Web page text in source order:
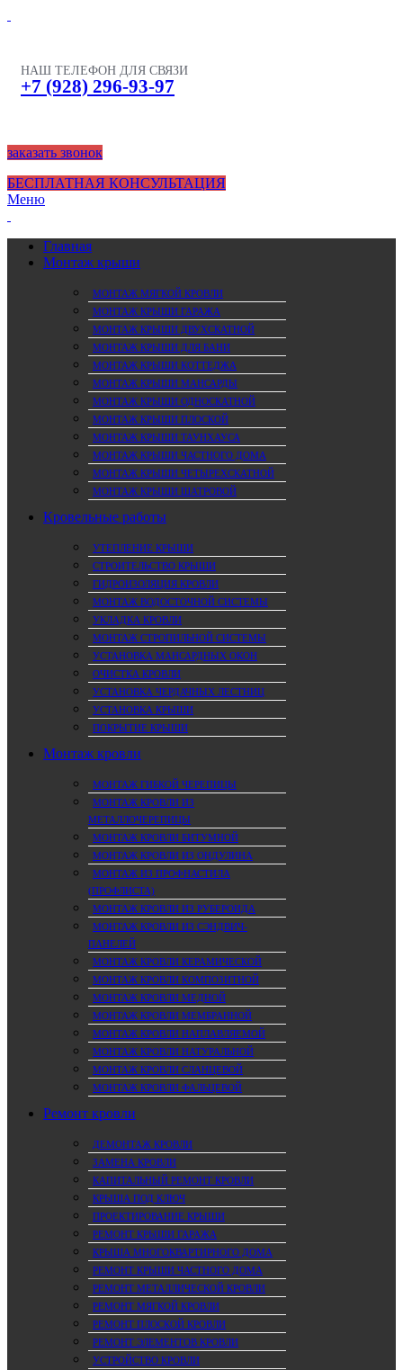
НАШ ТЕЛЕФОН ДЛЯ СВЯЗИ
+7 (928) 296-93-97
заказать звонок
БЕСПЛАТНАЯ КОНСУЛЬТАЦИЯ
Меню
Главная
Монтаж крыши
МОНТАЖ МЯГКОЙ КРОВЛИ
МОНТАЖ КРЫШИ ГАРАЖА
МОНТАЖ КРЫШИ ДВУХСКАТНОЙ
МОНТАЖ КРЫШИ ДЛЯ БАНИ
МОНТАЖ КРЫШИ КОТТЕДЖА
МОНТАЖ КРЫШИ МАНСАРДЫ
МОНТАЖ КРЫШИ ОДНОСКАТНОЙ
МОНТАЖ КРЫШИ ПЛОСКОЙ
МОНТАЖ КРЫШИ ТАУНХАУСА
МОНТАЖ КРЫШИ ЧАСТНОГО ДОМА
МОНТАЖ КРЫШИ ЧЕТЫРЕХСКАТНОЙ
МОНТАЖ КРЫШИ ШАТРОВОЙ
Кровельные работы
УТЕПЛЕНИЕ КРЫШИ
СТРОИТЕЛЬСТВО КРЫШИ
ГИДРОИЗОЛЯЦИЯ КРОВЛИ
МОНТАЖ ВОДОСТОЧНОЙ СИСТЕМЫ
УКЛАДКА КРОВЛИ
МОНТАЖ СТРОПИЛЬНОЙ СИСТЕМЫ
УСТАНОВКА МАНСАРДНЫХ ОКОН
ОЧИСТКА КРОВЛИ
УСТАНОВКА ЧЕРДАЧНЫХ ЛЕСТНИЦ
УСТАНОВКА КРЫШИ
ПОКРЫТИЕ КРЫШИ
Монтаж кровли
МОНТАЖ ГИБКОЙ ЧЕРЕПИЦЫ
МОНТАЖ КРОВЛИ ИЗ
МЕТАЛЛОЧЕРЕПИЦЫ
МОНТАЖ КРОВЛИ БИТУМНОЙ
МОНТАЖ КРОВЛИ ИЗ ОНДУЛИНА
МОНТАЖ ИЗ ПРОФНАСТИЛА
(ПРОФЛИСТА)
МОНТАЖ КРОВЛИ ИЗ РУБЕРОИДА
МОНТАЖ КРОВЛИ ИЗ СЭНДВИЧ-
ПАНЕЛЕЙ
МОНТАЖ КРОВЛИ КЕРАМИЧЕСКОЙ
МОНТАЖ КРОВЛИ КОМПОЗИТНОЙ
МОНТАЖ КРОВЛИ МЕДНОЙ
МОНТАЖ КРОВЛИ МЕМБРАННОЙ
МОНТАЖ КРОВЛИ НАПЛАВЛЯЕМОЙ
МОНТАЖ КРОВЛИ НАТУРАЛЬНОЙ
МОНТАЖ КРОВЛИ СЛАНЦЕВОЙ
МОНТАЖ КРОВЛИ ФАЛЬЦЕВОЙ
Ремонт кровли
ДЕМОНТАЖ КРОВЛИ
ЗАМЕНА КРОВЛИ
КАПИТАЛЬНЫЙ РЕМОНТ КРОВЛИ
КРЫША ПОД КЛЮЧ
ПРОЕКТИРОВАНИЕ КРЫШИ
РЕМОНТ КРЫШИ ГАРАЖА
КРЫША МНОГОКВАРТИРНОГО ДОМА
РЕМОНТ КРЫШИ ЧАСТНОГО ДОМА
РЕМОНТ МЕТАЛЛИЧЕСКОЙ КРОВЛИ
РЕМОНТ МЯГКОЙ КРОВЛИ
РЕМОНТ ПЛОСКОЙ КРОВЛИ
РЕМОНТ ЭЛЕМЕНТОВ КРОВЛИ
УСТРОЙСТВО КРОВЛИ